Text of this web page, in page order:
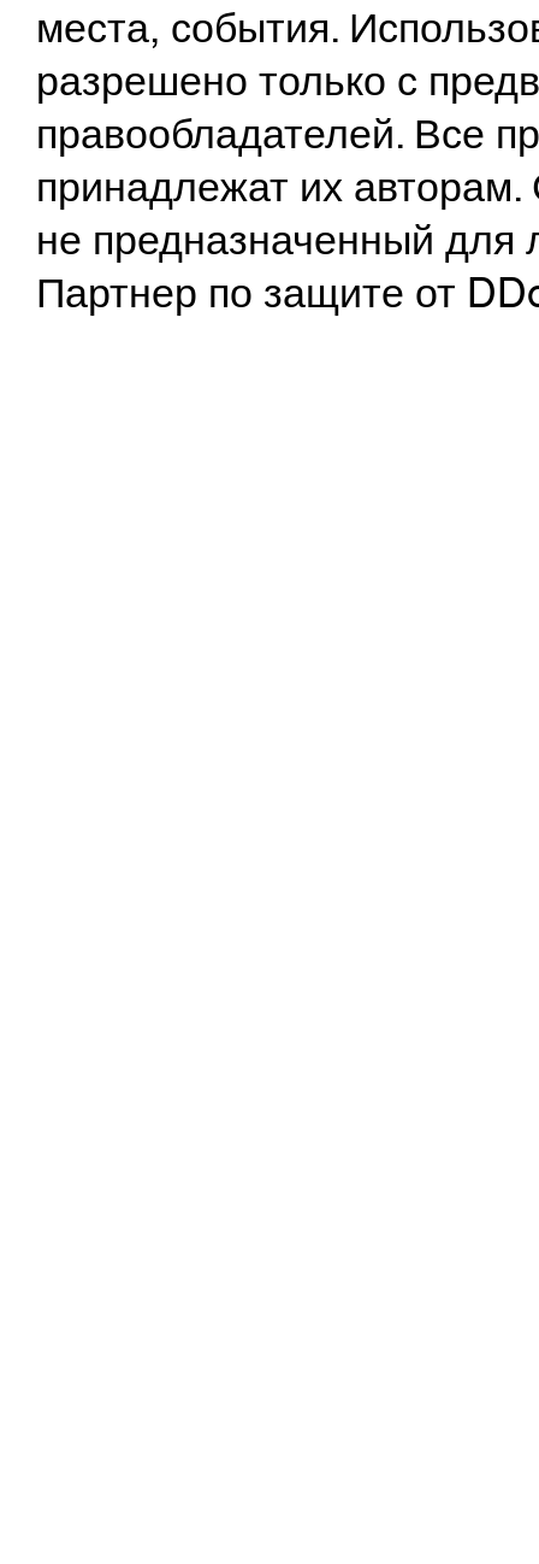
места, события.
разрешено только с
правообладателей. Все
принадлежат их
не предназначенный
Партнер по защите от